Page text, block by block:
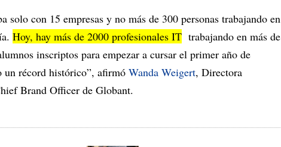
solo con 15 empresas y no más de 300 personas trabajando en
Hoy, hay más de 2000 profesionales IT trabajando en más de
inscriptos para empezar a cursar el primer año de
un récord histórico”, afirmó Wanda Weigert, Directora
Brand Officer de Globant.